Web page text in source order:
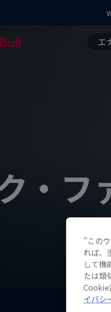
エ
・フ
”この
れば、
して機
たは類
Cookie
イバシ